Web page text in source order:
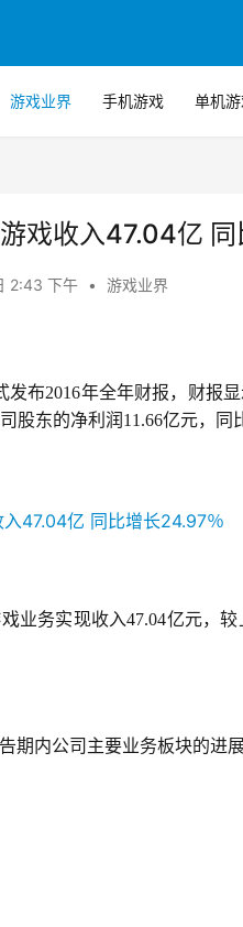
游戏业界 手机游戏 单机
戏收入47.04亿
2:43 下午 • 游戏业界
发布2016年全年财报，财报
股东的净利润11.66亿元，同
业务实现收入47.04亿元，
期内公司主要业务板块的进展